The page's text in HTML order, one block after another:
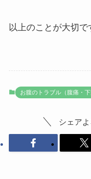
以上のことが大切で
お腹のトラブル（腹痛・下
シェア